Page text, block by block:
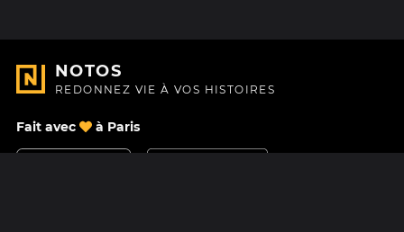
NOTOS
REDONNEZ VIE À VOS HISTOIRES
Fait avec à Paris